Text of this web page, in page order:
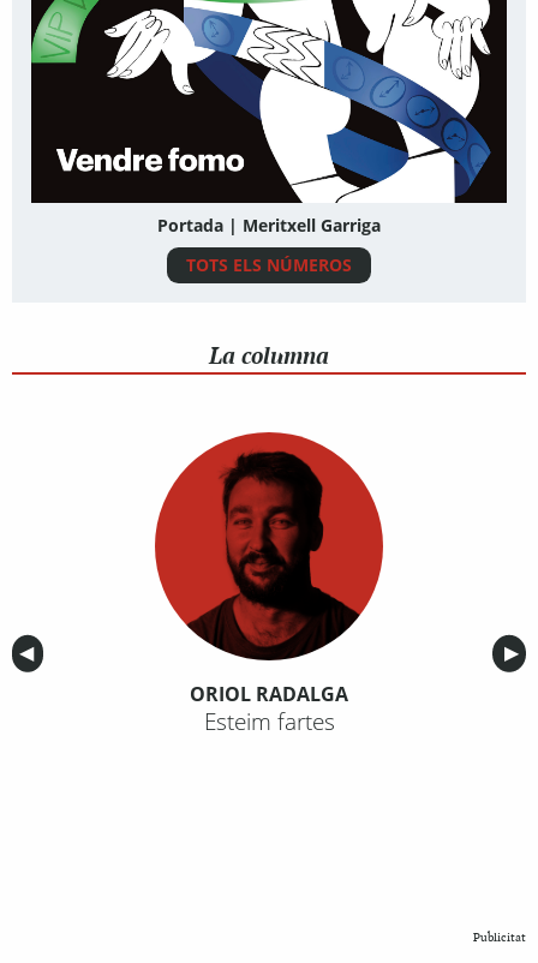
Portada | Meritxell Garriga
TOTS ELS NÚMEROS
La columna
Anterior
◀︎ ▶︎
ORIOL RADALGA
Esteim fartes
Publicitat